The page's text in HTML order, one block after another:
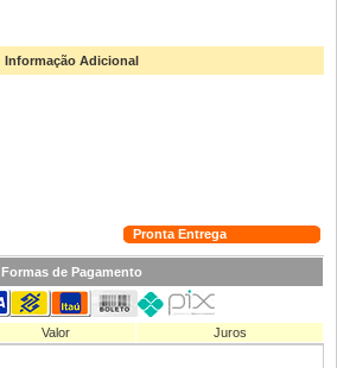
Informação Adicional
Pronta Entrega
Formas de Pagamento
Valor Juros